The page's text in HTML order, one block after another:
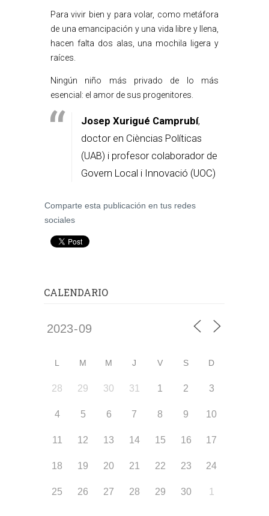
Para vivir bien y para volar, como metáfora
de una emancipación y una vida libre y llena,
hacen falta dos alas, una mochila ligera y
raíces.
Ningún niño más privado de lo más
esencial: el amor de sus progenitores.
Josep Xurigué Camprubí,
doctor en Cièncias Políticas
(UAB) i profesor colaborador de
Govern Local i Innovació (UOC)
Comparte esta publicación en tus redes
sociales
CALENDARIO
L M M J V S D
28 29 30 31 1 2 3
4 5 6 7 8 9 10
11 12 13 14 15 16 17
18 19 20 21 22 23 24
25 26 27 28 29 30 1